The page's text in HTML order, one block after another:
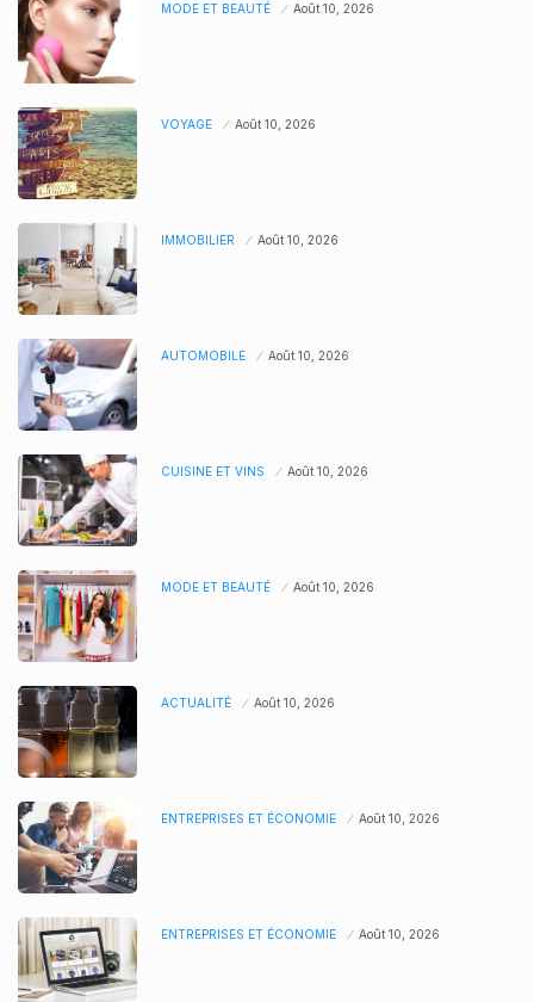
MODE ET BEAUTÉ Août 10, 2026
VOYAGE Août 10, 2026
IMMOBILIER Août 10, 2026
AUTOMOBILE Août 10, 2026
CUISINE ET VINS Août 10, 2026
MODE ET BEAUTÉ Août 10, 2026
ACTUALITÉ Août 10, 2026
ENTREPRISES ET ÉCONOMIE Août 10, 2026
ENTREPRISES ET ÉCONOMIE Août 10, 2026